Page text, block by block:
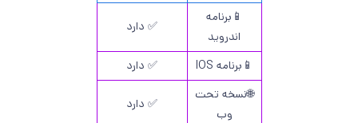
📱برنامه
اندروید
✅ دارد
📱برنامه IOS
✅ دارد
🌐نسخه تحت
وب
✅ دارد